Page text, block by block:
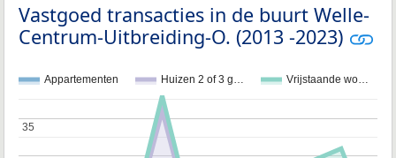
Vastgoed transacties in de buurt Welle-
Centrum-Uitbreiding-O. (2013 -2023)
Appartementen Huizen 2 of 3 g… Vrijstaande wo…
35
35